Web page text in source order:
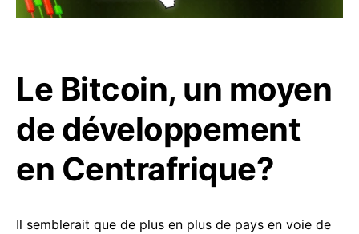
Le Bitcoin, un moyen
de développement
en Centrafrique?
Il semblerait que de plus en plus de pays en voie de